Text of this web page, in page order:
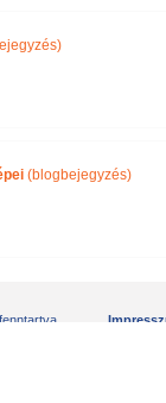
(blogbejegyzés)